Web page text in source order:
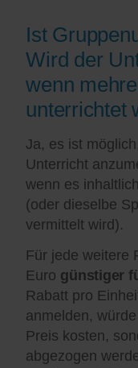
Ist
Wird der
wenn
unterrichtet
Ja, es ist
Unterricht
wenn es
(oder dieselbe
vermittelt wird).
Für jede weitere
Euro günstiger
Rabatt pro
anmelden,
Preis kosten,
abgezogen